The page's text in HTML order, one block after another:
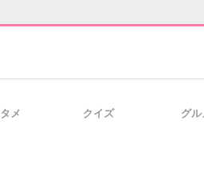
メ クイズ グル